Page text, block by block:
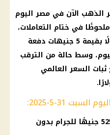
الذهب الآن في مصر اليوم
2025 انخفاضًا ملحوظًا في ختام التعاملات،
حيث تراجع عيار 21 الأكثر تداولًا بقيمة 5 جنيهات دفعة
وسط حالة من الترقب
السعر العالمي
31-5-2025:
سعر الذهب عيار 24: 5251 جنيهًا للجرام بدون